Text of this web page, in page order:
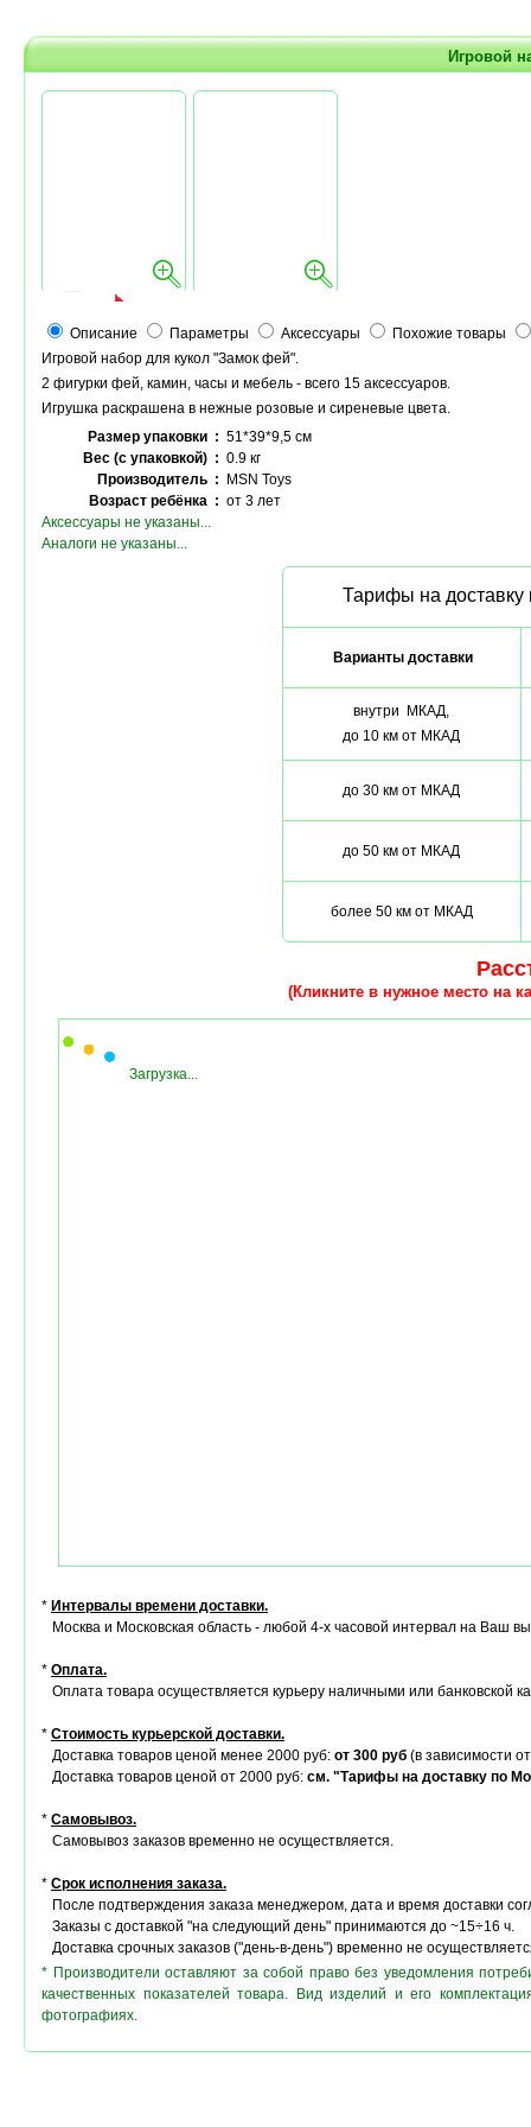
Игровой
Описание Параметры Аксессуары
Похожие товары
Игровой набор для кукол "Замок фей".
2 фигурки фей, камин, часы и мебель - всего 15 аксессуаров.
Игрушка раскрашена в нежные розовые и сиреневые цвета.
Размер упаковки : 51*39*9,5 см
Вес (с упаковкой) : 0.9 кг
Производитель : MSN Toys
Возраст ребёнка : от 3 лет
Аксессуары не указаны...
Аналоги не указаны...
Тарифы на доставку
Варианты доставки
внутри МКАД,
до 10 км от МКАД
до 30 км от МКАД
до 50 км от МКАД
более 50 км от МКАД
(Кликните в нужное место на
Загрузка...
* Интервалы времени доставки.
Москва и Московская область - любой 4-х часовой интервал на Ваш
* Оплата.
Оплата товара осуществляется курьеру наличными или банковской
* Стоимость курьерской доставки.
Доставка товаров ценой менее 2000 руб: от 300 руб (в зависимости
Доставка товаров ценой от 2000 руб: см. "Тарифы на доставку по
* Самовывоз.
Самовывоз заказов временно не осуществляется.
* Срок исполнения заказа.
После подтверждения заказа менеджером, дата и время доставки
Заказы с доставкой "на следующий день" принимаются до ~15÷16 ч.
Доставка срочных заказов ("день-в-день") временно не
* Производители оставляют за собой право без уведомления
качественных показателей товара. Вид изделий и его
фотографиях.